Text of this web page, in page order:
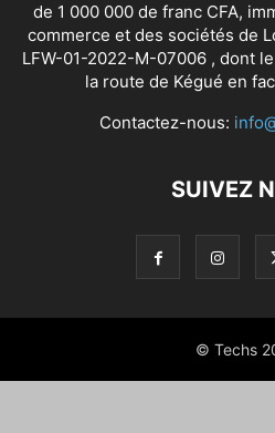
de 1 000 000 de franc CFA,
commerce et des sociétés de
LFW-01-2022-M-07006 , dont
la route de Kégué en
Contactez-nous:
SUIVEZ
© Techs